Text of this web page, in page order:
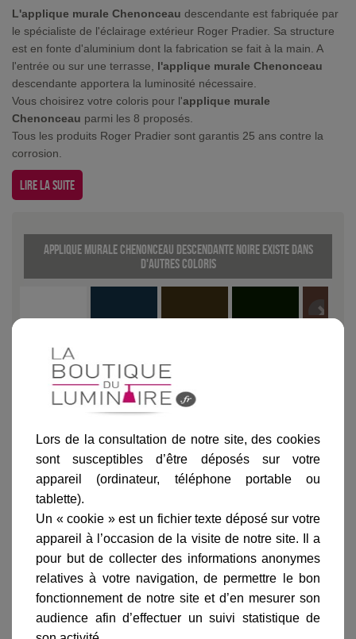
L'applique murale Chenonceau descendante est fabriquée par
le spécialiste de l'éclairage extérieur Roger Pradier. Sa structure
est en fonte d'aluminium dont la fabrication se fait à la main. A
l'entrée ou sur une terrasse, l'applique murale Chenonceau
descendante apportera la luminosité nécessaire.
Vous choisirez votre coloris pour l'applique murale
Chenonceau parmi les 8 proposés.
Tous les produits Roger Pradier sont garantis 25 ans contre la
corrosion.
Lire la suite
Applique murale Chenonceau descendante Noire existe dans
d'autres coloris
Rouille
Ajouter au panier
Informations produit
marque
livraison
Lors de la consultation de notre site, des cookies
sont susceptibles d’être déposés sur votre
appareil (ordinateur, téléphone portable ou
tablette).
Un « cookie » est un fichier texte déposé sur votre
appareil à l’occasion de la visite de notre site. Il a
pour but de collecter des informations anonymes
relatives à votre navigation, de permettre le bon
fonctionnement de notre site et d’en mesurer son
audience afin d’effectuer un suivi statistique de